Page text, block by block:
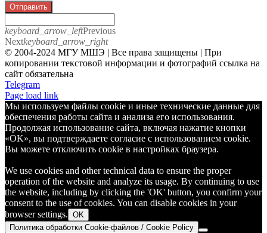
Отправить
keyboard_arrow_leftPrevious
Nextkeyboard_arrow_right
© 2004-2024 МГУ МШЭ | Все права защищены | При
копировании текстовой информации и фотографий ссылка на
сайт обязательна
Telegram
Page load link
Мы используем файлы cookie и иные технические данные для
обеспечения работы сайта и анализа его использования.
Продолжая использование сайта, включая нажатие кнопки
«OK», вы подтверждаете согласие с использованием cookie.
Вы можете отключить cookie в настройках браузера.
We use cookies and other technical data to ensure the proper
operation of the website and analyze its usage. By continuing to use
the website, including by clicking the 'OK' button, you confirm your
consent to the use of cookies. You can disable cookies in your
browser settings. OK
Политика обработки Cookie-файлов / Cookie Policy